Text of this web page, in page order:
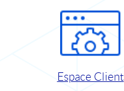
Espace Client